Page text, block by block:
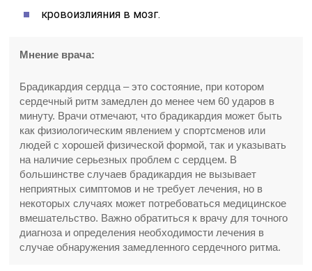
кровоизлияния в мозг.
Мнение врача:
Брадикардия сердца – это состояние, при котором
сердечный ритм замедлен до менее чем 60 ударов в
минуту. Врачи отмечают, что брадикардия может быть
как физиологическим явлением у спортсменов или
людей с хорошей физической формой, так и указывать
на наличие серьезных проблем с сердцем. В
большинстве случаев брадикардия не вызывает
неприятных симптомов и не требует лечения, но в
некоторых случаях может потребоваться медицинское
вмешательство. Важно обратиться к врачу для точного
диагноза и определения необходимости лечения в
случае обнаружения замедленного сердечного ритма.